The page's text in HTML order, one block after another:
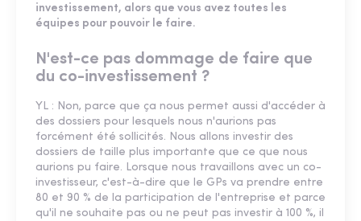
investissement, alors que vous avez toutes les
équipes pour pouvoir le faire.
N'est-ce pas dommage de faire que
du co-investissement ?
YL : Non, parce que ça nous permet aussi d'accéder à
des dossiers pour lesquels nous n'aurions pas
forcément été sollicités. Nous allons investir des
dossiers de taille plus importante que ce que nous
aurions pu faire. Lorsque nous travaillons avec un co-
investisseur, c'est-à-dire que le GPs va prendre entre
80 et 90 % de la participation de l'entreprise et parce
qu'il ne souhaite pas ou ne peut pas investir à 100 %, il